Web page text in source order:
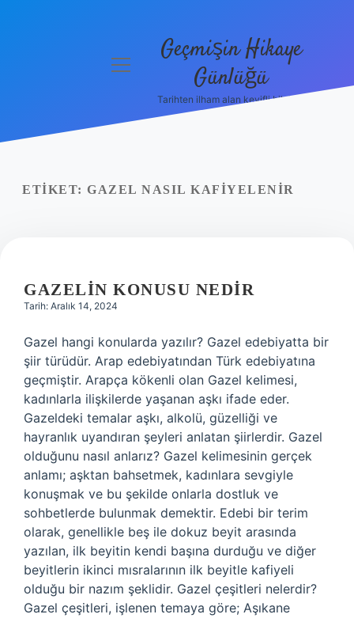
menüyü
Geçmişin Hikaye
Günlüğü
Tarihten ilham alan keyifli bilgiler!
ETIKET: GAZEL NASIL KAFIYELENIR
GAZELIN KONUSU NEDIR
Tarih: Aralık 14, 2024
Gazel hangi konularda yazılır? Gazel edebiyatta bir
şiir türüdür. Arap edebiyatından Türk edebiyatına
geçmiştir. Arapça kökenli olan Gazel kelimesi,
kadınlarla ilişkilerde yaşanan aşkı ifade eder.
Gazeldeki temalar aşkı, alkolü, güzelliği ve
hayranlık uyandıran şeyleri anlatan şiirlerdir. Gazel
olduğunu nasıl anlarız? Gazel kelimesinin gerçek
anlamı; aşktan bahsetmek, kadınlara sevgiyle
konuşmak ve bu şekilde onlarla dostluk ve
sohbetlerde bulunmak demektir. Edebi bir terim
olarak, genellikle beş ile dokuz beyit arasında
yazılan, ilk beyitin kendi başına durduğu ve diğer
beyitlerin ikinci mısralarının ilk beyitle kafiyeli
olduğu bir nazım şeklidir. Gazel çeşitleri nelerdir?
Gazel çeşitleri, işlenen temaya göre; Aşıkane